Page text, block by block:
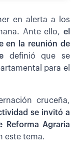
en alerta a los
Ante ello, el
en la reunión de
definió que se
para el
cruceña,
se invitó a
Reforma Agraria
este tema.